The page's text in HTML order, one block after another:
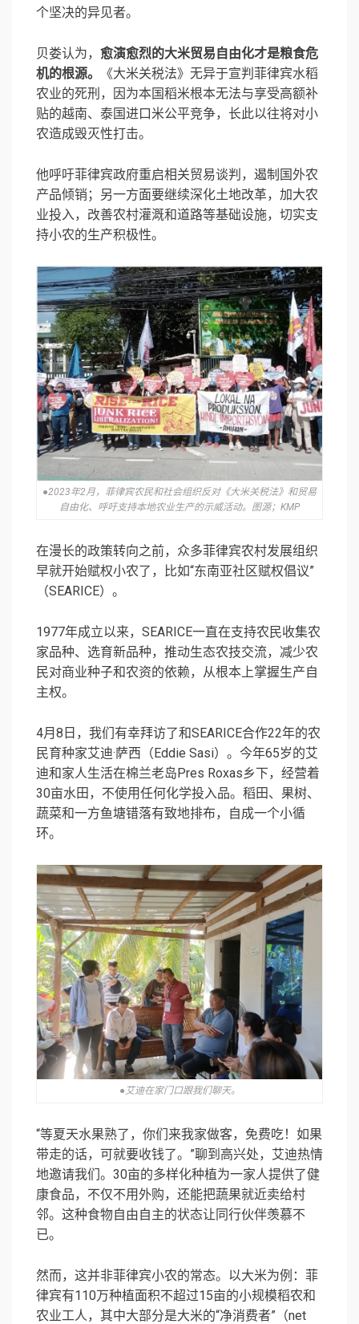
个坚决的异见者。
贝娄认为， 愈演愈烈的大米贸易自由化才是粮食危
机的根源。
《大米关税法》无异于宣判菲律宾水稻
农业的死刑，因为本国稻米根本无法与享受高额补
贴的越南、泰国进口米公平竞争，长此以往将对小
农造成毁灭性打击。
他呼吁菲律宾政府重启相关贸易谈判，遏制国外农
产品倾销；另一方面要继续深化土地改革，加大农
业投入，改善农村灌溉和道路等基础设施，切实支
持小农的生产积极性。
●2023年2月，菲律宾农民和社会组织反对《大米关税法》和贸易
自由化、呼吁支持本地农业生产的示威活动。图源；KMP
在漫长的政策转向之前，众多菲律宾农村发展组织
早就开始赋权小农了，比如“东南亚社区赋权倡议”
（SEARICE）。
1977年成立以来，SEARICE一直在支持农民收集农
家品种、选育新品种，推动生态农技交流，减少农
民对商业种子和农资的依赖，从根本上掌握生产自
主权。
4月8日，我们有幸拜访了和SEARICE合作22年的农
民育种家艾迪·萨西（Eddie Sasi）。今年65岁的艾
迪和家人生活在棉兰老岛Pres Roxas乡下，经营着
30亩水田，不使用任何化学投入品。稻田、果树、
蔬菜和一方鱼塘错落有致地排布，自成一个小循
环。
●艾迪在家门口跟我们聊天。
“等夏天水果熟了，你们来我家做客，免费吃！如果
带走的话，可就要收钱了。”聊到高兴处，艾迪热情
地邀请我们。30亩的多样化种植为一家人提供了健
康食品，不仅不用外购，还能把蔬果就近卖给村
邻。这种食物自由自主的状态让同行伙伴羡慕不
已。
然而，这并非菲律宾小农的常态。以大米为例：菲
律宾有110万种植面积不超过15亩的小规模稻农和
农业工人，其中大部分是大米的“净消费者”（net